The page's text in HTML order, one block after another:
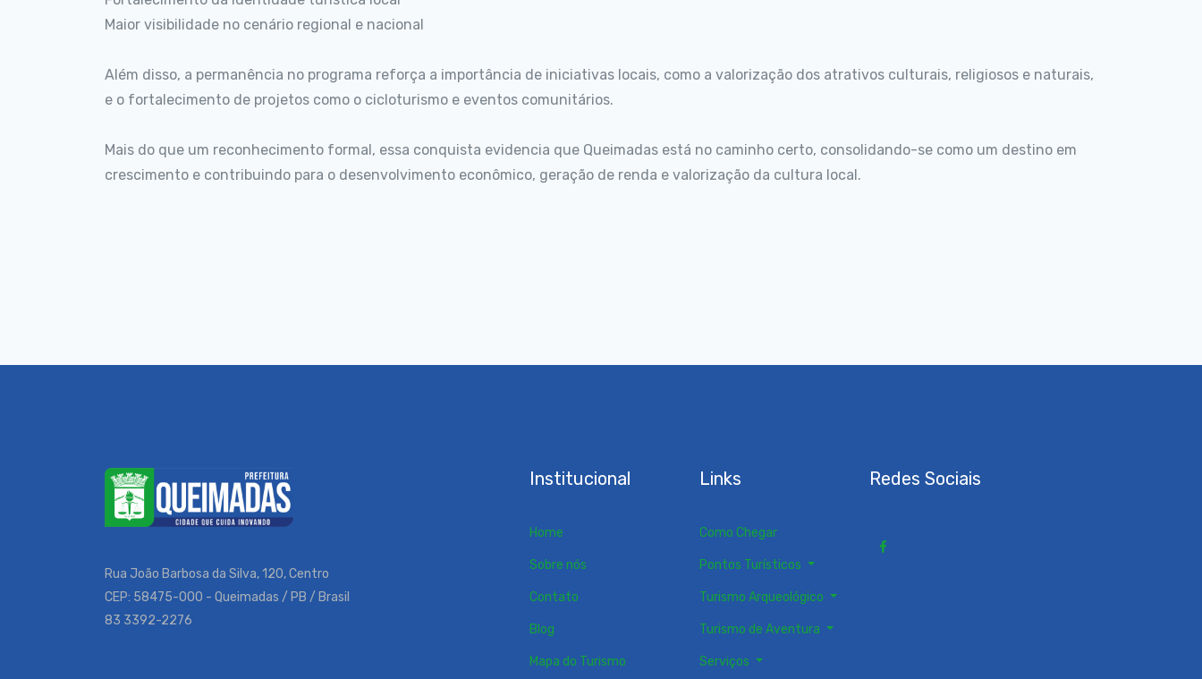
Maior visibilidade no cenário regional e nacional
Além disso, a permanência no programa reforça a importância de iniciativas locais, como a valorização dos atrativos culturais, religiosos e naturais,
e o fortalecimento de projetos como o cicloturismo e eventos comunitários.
Mais do que um reconhecimento formal, essa conquista evidencia que Queimadas está no caminho certo, consolidando-se como um destino em
crescimento e contribuindo para o desenvolvimento econômico, geração de renda e valorização da cultura local.
Rua João Barbosa da Silva, 120, Centro
CEP: 58475-000 - Queimadas / PB / Brasil
83 3392-2276
Institucional
Home
Sobre nós
Contato
Blog
Mapa do Turismo
Links
Como Chegar
Pontos Turísticos
Turismo Arqueológico
Turismo de Aventura
Serviços
Redes Sociais